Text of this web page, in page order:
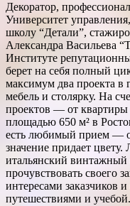
Декоратор,
Университет
школу “Детали”,
Александра Васильева
Институте
берет на себя полный
максимум два проекта в
мебель и столярку. На
проектов — от
площадью 650 м² в
есть любимый прием —
значение придает
итальянский винтажный
прочувствовать своего
интересами заказчиков
путешествиями и